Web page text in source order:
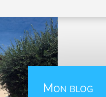
Mon blog